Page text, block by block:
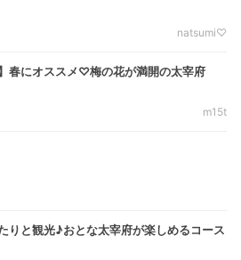
natsumi♡
】春にオススメ♡梅の花が満開の太宰府
m15t
りと観光♪おとな太宰府が楽しめるコース